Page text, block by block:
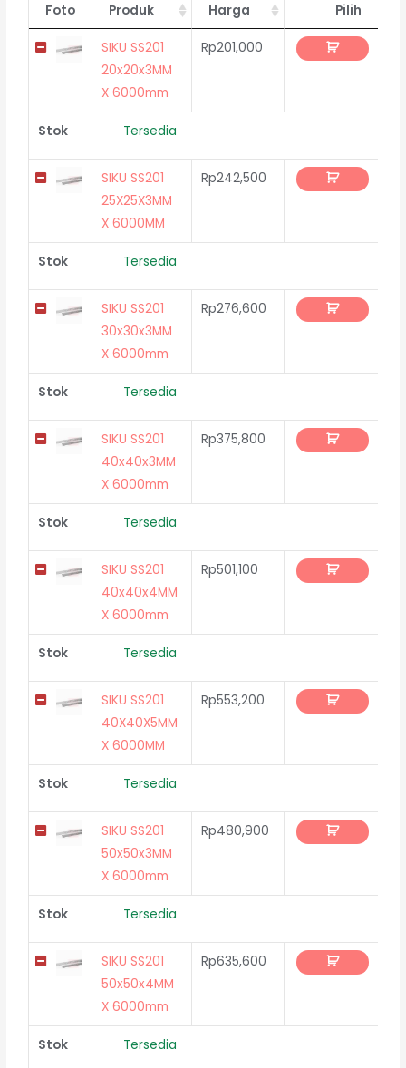
Foto Produk Harga Pilih
SIKU SS201
20x20x3MM
X 6000mm
Rp201,000
Stok Tersedia
SIKU SS201
25X25X3MM
X 6000MM
Rp242,500
Stok Tersedia
SIKU SS201
30x30x3MM
X 6000mm
Rp276,600
Stok Tersedia
SIKU SS201
40x40x3MM
X 6000mm
Rp375,800
Stok Tersedia
SIKU SS201
40x40x4MM
X 6000mm
Rp501,100
Stok Tersedia
SIKU SS201
40X40X5MM
X 6000MM
Rp553,200
Stok Tersedia
SIKU SS201
50x50x3MM
X 6000mm
Rp480,900
Stok Tersedia
SIKU SS201
50x50x4MM
X 6000mm
Rp635,600
Stok Tersedia